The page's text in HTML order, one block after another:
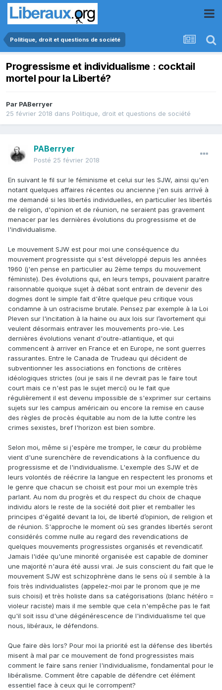
Politique, droit et questions de société
Progressisme et individualisme : cocktail
mortel pour la Liberté?
Par PABerryer
25 février 2018 dans Politique, droit et questions de société
PABerryer
Posté 25 février 2018
En suivant le fil sur le féminisme et celui sur les SJW, ainsi qu'en
notant quelques affaires récentes ou ancienne j'en suis arrivé à
me demandé si les libertés individuelles, en particulier les libertés
de religion, d'opinion et de réunion, ne seraient pas gravement
menacer par les dernières évolutions du progressisme et de
l'individualisme.
Le mouvement SJW est pour moi une conséquence du
mouvement progressiste qui s'est développé depuis les années
1960 (j'en pense en particulier au 2ème temps du mouvement
féministe). Des évolutions qui, en leurs temps, pouvaient paraitre
raisonnable quoique sujet à débat sont entrain de devenir des
dogmes dont le simple fait d'être quelque peu critique vous
condamne à un ostracisme brutale. Pensez par exemple à la Loi
Pleven sur l'incitation à la haine ou aux lois sur l’avortement qui
veulent désormais entraver les mouvements pro-vie. Les
dernières évolutions venant d'outre-atlantique, et qui
commencent à arriver en France et en Europe, ne sont guerres
rassurantes. Entre le Canada de Trudeau qui décident de
subventionner les associations en fonctions de critères
idéologiques strictes (oui je sais il ne devrait pas le faire tout
court mais ce n'est pas le sujet merci) ou le fait que
régulièrement il est devenu impossible de s'exprimer sur certains
sujets sur les campus américain ou encore la remise en cause
des règles de procès équitable au nom de la lutte contre les
crimes sexistes, bref l'horizon est bien sombre.
Selon moi, même si j'espère me tromper, le cœur du problème
vient d'une surenchère de revendications à la confluence du
progressisme et de l'individualisme. L'exemple des SJW et de
leurs volontés de réécrire la langue en respectent les pronoms et
le genre que chacun se choisit est pour moi un exemple très
parlant. Au nom du progrès et du respect du choix de chaque
individu alors le reste de la société doit plier et remballer les
principes d'égalité devant la loi, de liberté d’opinion, de religion et
de réunion. S'approche le moment où ses grandes libertés seront
considérés comme nulle au regard des revendications de
quelques mouvements progressistes organisés et revendicatif.
Jamais l'idée qu'une minorité organisée est capable de dominer
une majorité n'aura été aussi vrai. Je suis conscient du fait que le
mouvement SJW est schizophrène dans le sens où il semble à la
fois très individualistes (appelez-moi par le pronom que je me
suis choisi) et très holiste dans sa catégorisations (blanc hétéro =
violeur raciste) mais il me semble que cela n'empêche pas le fait
qu'il soit issu d'une dégénérescence de l'individualisme tel que
nous, libéraux, le défendons.
Que faire dès lors? Pour moi la priorité est la défense des libertés
misent à mal par ce mouvement de fond progressistes mais
comment le faire sans renier l'individualisme, fondamental pour le
libéralisme. Comment être capable de défendre cet élément
essentiel face à ceux qui le corrompent?